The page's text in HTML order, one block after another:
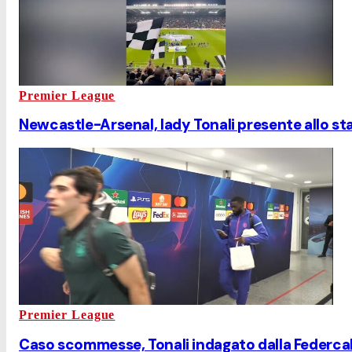
Premier League
Newcastle-Arsenal, lady Tonali presente allo
Premier League
Caso scommesse, Tonali indagato dalla